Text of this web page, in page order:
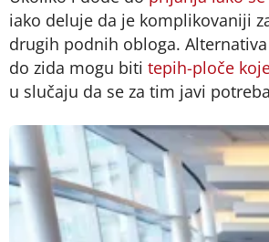
iako deluje da je komplikovaniji
drugih podnih obloga.
do zida mogu biti tepih-ploče
u slučaju da se za tim javi